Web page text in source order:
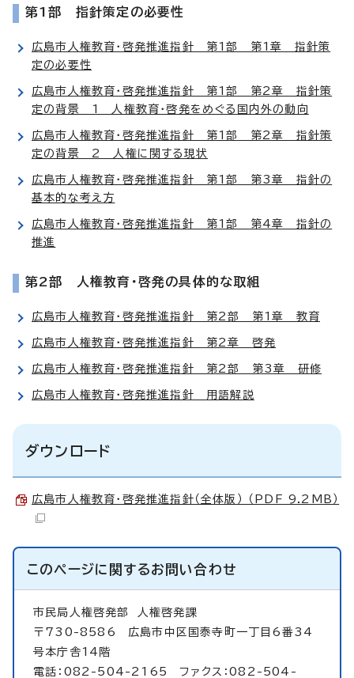
第1部 指針策定の必要性
広島市人権教育・啓発推進指針 第1部 第1章 指針策
定の必要性
広島市人権教育・啓発推進指針 第1部 第2章 指針策
定の背景 1 人権教育・啓発をめぐる国内外の動向
広島市人権教育・啓発推進指針 第1部 第2章 指針策
定の背景 2 人権に関する現状
広島市人権教育・啓発推進指針 第1部 第3章 指針の
基本的な考え方
広島市人権教育・啓発推進指針 第1部 第4章 指針の
推進
第2部 人権教育・啓発の具体的な取組
広島市人権教育・啓発推進指針 第2部 第1章 教育
広島市人権教育・啓発推進指針 第2章 啓発
広島市人権教育・啓発推進指針 第2部 第3章 研修
広島市人権教育・啓発推進指針 用語解説
ダウンロード
広島市人権教育・啓発推進指針（全体版） （PDF 9.2MB）
このページに関するお問い合わせ
市民局人権啓発部
人権啓発課
〒730-8586 広島市中区国泰寺町一丁目6番34
号本庁舎14階
電話：082-504-2165 ファクス：082-504-